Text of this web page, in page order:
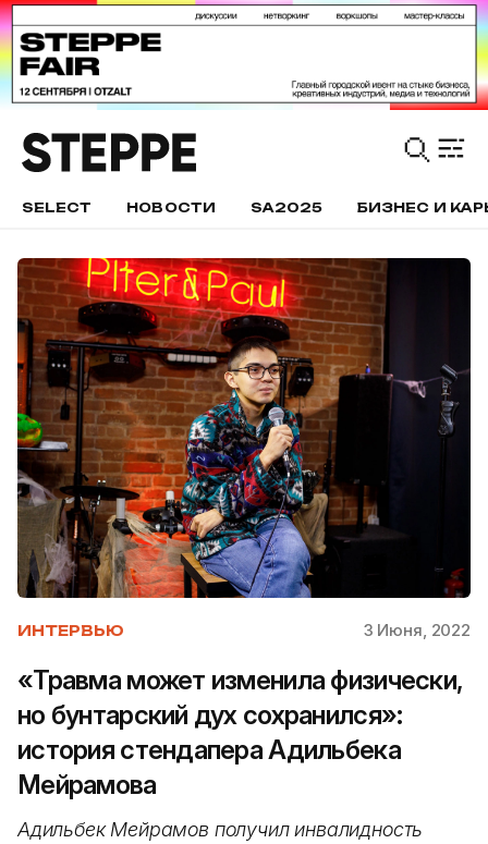
SELECT НОВОСТИ SA2025 БИЗНЕС И
ИНТЕРВЬЮ 3 Июня, 2022
«Травма может изменила физически,
но бунтарский дух сохранился»:
история стендапера Адильбека
Мейрамова
Адильбек Мейрамов получил инвалидность